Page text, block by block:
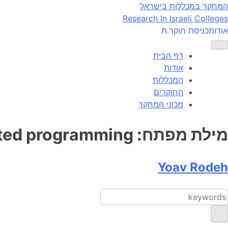
Skip
to
content
המחקר במכללות בישראל
Research In Israeli Colleges
אודותכניסת חוקר.ת
דף הבית
אודות
המכללות
החוקרים
מכוני המחקר
מילת מפתח: programming
Yoav Rodeh